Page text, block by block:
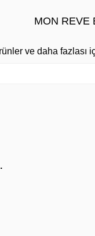
MON REVE
ve daha fazlası